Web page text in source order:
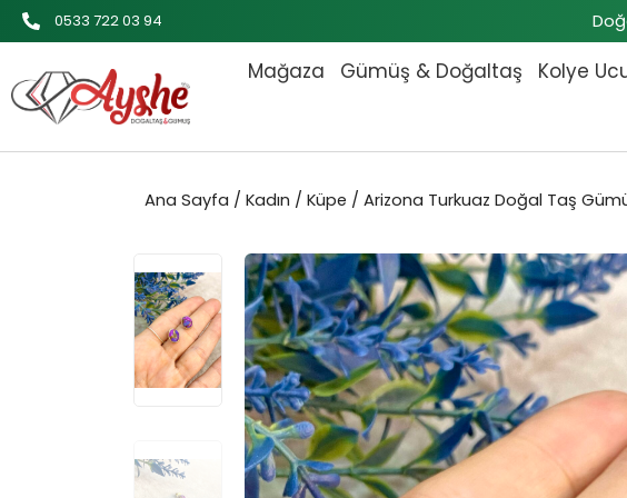
İçeriğe
atla
0533 722 03 94
Mağaza Gümüş & Doğaltaş Kolye
Ana Sayfa / Kadın / Küpe / Arizona Turkuaz Doğal Taş